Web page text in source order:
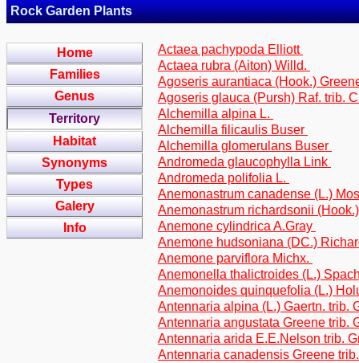
Rock Garden Plants
Home
Families
Genus
Territory
Habitat
Synonyms
Types
Galery
Info
Actaea pachypoda Elliott
Actaea rubra (Aiton) Willd.
Agoseris aurantiaca (Hook.)
Agoseris glauca (Pursh) Raf. trib.
Alchemilla alpina L.
Alchemilla filicaulis Buser
Alchemilla glomerulans Buser
Andromeda glaucophylla Link
Andromeda polifolia L.
Anemonastrum canadense (L.)
Anemonastrum richardsonii
Anemone cylindrica A.Gray
Anemone hudsoniana (DC.)
Anemone parviflora Michx.
Anemonella thalictroides (L.)
Anemonoides quinquefolia (L.)
Antennaria alpina (L.) Gaertn. trib.
Antennaria angustata Greene trib.
Antennaria arida E.E.Nelson trib.
Antennaria canadensis Greene